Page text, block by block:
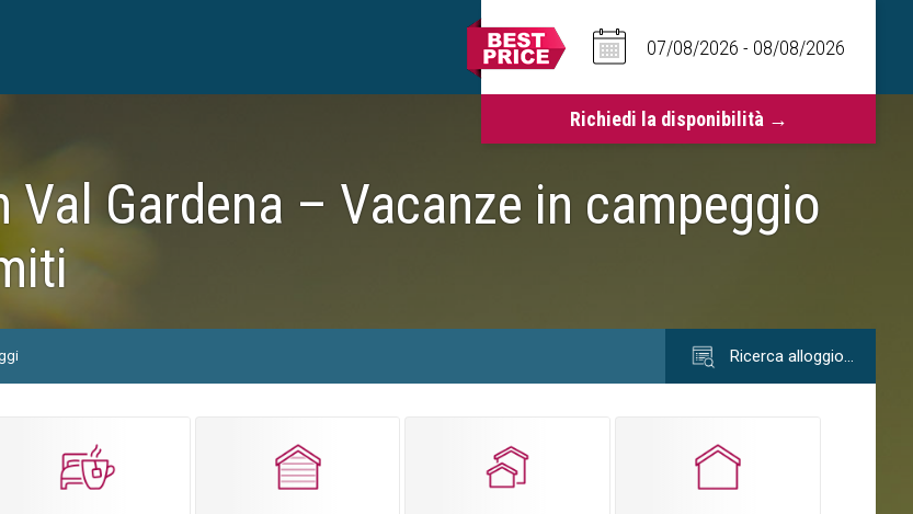
Val Gardena – Vacanze in campeggio
Ricerca alloggio…